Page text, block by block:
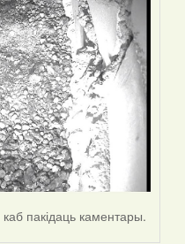
каб пакідаць каментары.